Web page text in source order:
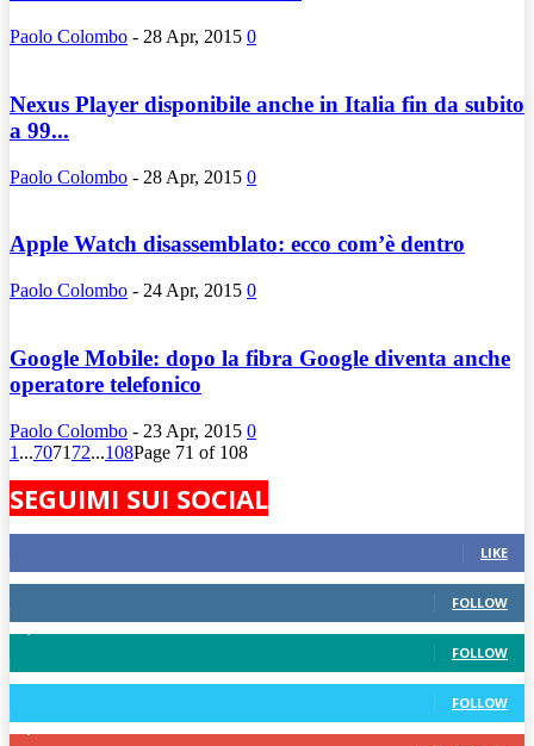
Paolo Colombo - 28 Apr, 2015 0
Nexus Player disponibile anche in Italia fin da subito
a 99...
Paolo Colombo - 28 Apr, 2015 0
Apple Watch disassemblato: ecco com’è dentro
Paolo Colombo - 24 Apr, 2015 0
Google Mobile: dopo la fibra Google diventa anche
operatore telefonico
Paolo Colombo - 23 Apr, 2015 0
1 ...7071 72...108Page 71 of 108
SEGUIMI SUI SOCIAL
LIKE
FOLLOW
FOLLOW
FOLLOW